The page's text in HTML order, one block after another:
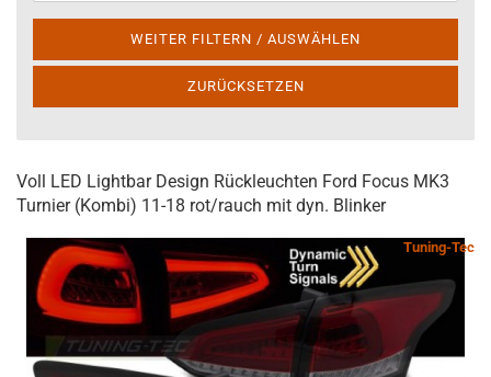
WEITER FILTERN / AUSWÄHLEN
ZURÜCKSETZEN
Voll LED Lightbar Design Rückleuchten Ford Focus MK3
Turnier (Kombi) 11-18 rot/rauch mit dyn. Blinker
Tuning-Tec